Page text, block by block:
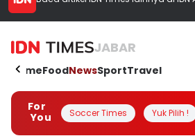
JABAR
HomeFoodNewsSportTravel
For
You
Soccer Times Yuk Pilih !